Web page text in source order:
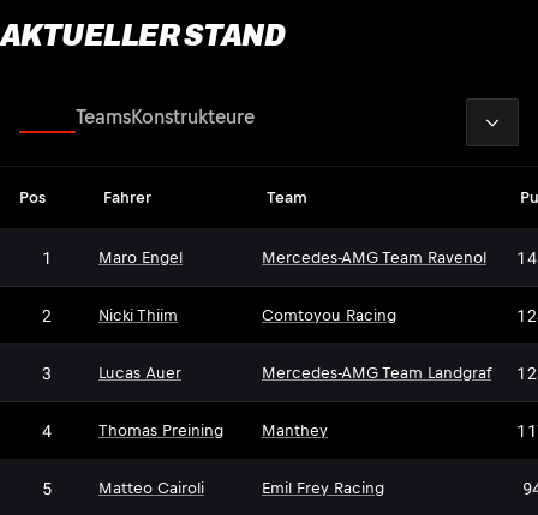
AKTUELLER STAND
TeamsKonstrukteure
Pos Fahrer Team
1 Maro Engel Mercedes-AMG Team Ravenol
2 Nicki Thiim Comtoyou Racing
3 Lucas Auer Mercedes-AMG Team Landgraf
4 Thomas Preining Manthey
5 Matteo Cairoli Emil Frey Racing